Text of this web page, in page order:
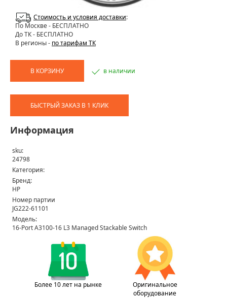
Стоимость и условия доставки:
По Москве- БЕСПЛАТНО
До ТК - БЕСПЛАТНО
В регионы - по тарифам ТК
В КОРЗИНУ в наличии
БЫСТРЫЙ ЗАКАЗ В 1 КЛИК
Информация
sku:
24798
Категория:
Бренд:
HP
Номер партии
JG222-61101
Модель:
16-Port A3100-16 L3 Managed Stackable Switch
Более 10 лет на рынке
Оригинальное
оборудование